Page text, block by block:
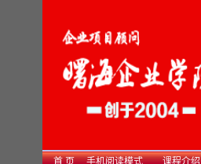
首 页
手机阅读模式 课程介绍